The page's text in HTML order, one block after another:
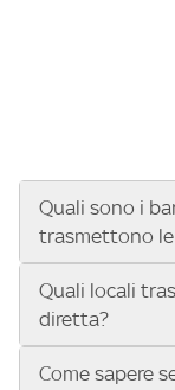
Quali sono i
trasmettono
Se cerchi un bar,
vedere le partite di
UEFA
Conference
Quali locali
diretta?
Vuoi sapere
Come sapere